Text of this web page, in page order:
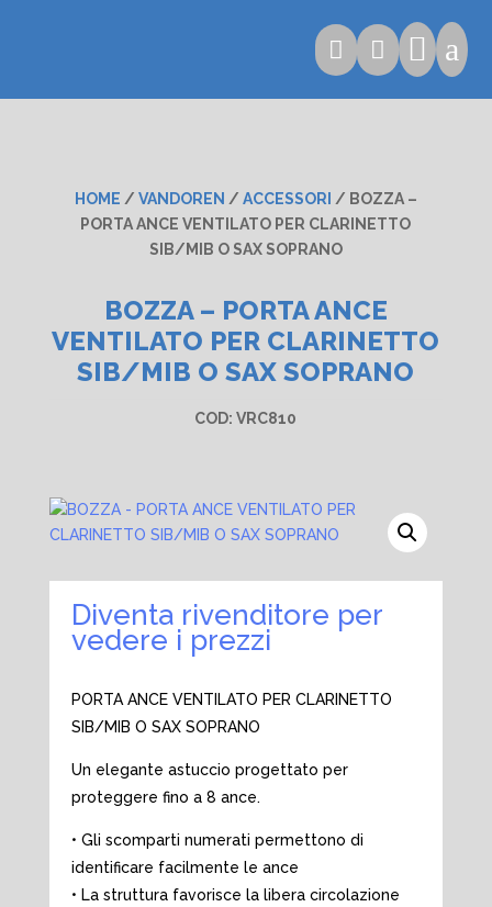
   a
HOME / VANDOREN / ACCESSORI / BOZZA –
PORTA ANCE VENTILATO PER CLARINETTO
SIB/MIB O SAX SOPRANO
BOZZA – PORTA ANCE
VENTILATO PER CLARINETTO
SIB/MIB O SAX SOPRANO
COD:VRC810
Diventa rivenditore per
vedere i prezzi
PORTA ANCE VENTILATO PER CLARINETTO
SIB/MIB O SAX SOPRANO
Un elegante astuccio progettato per
proteggere fino a 8 ance.
• Gli scomparti numerati permettono di
identificare facilmente le ance
• La struttura favorisce la libera circolazione